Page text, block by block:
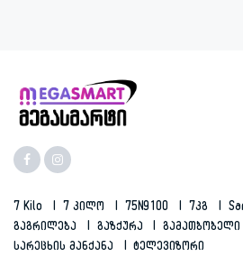
7 Kilo 7 Კილო 75N9100 7კგ
Გაგრილება
Გაზქურა Გამათბობელი
Სარეცხის Მანქანა
Ტელევიზორი